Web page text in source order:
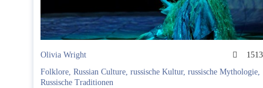
Olivia Wright
1513
Folklore, Russian Culture, russische Kultur, russische Mythologie,
Russische Traditionen